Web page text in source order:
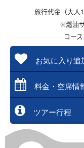
旅行代金（大人1
※燃油
コー
お気に入り
料金・空席情
ツアー行程